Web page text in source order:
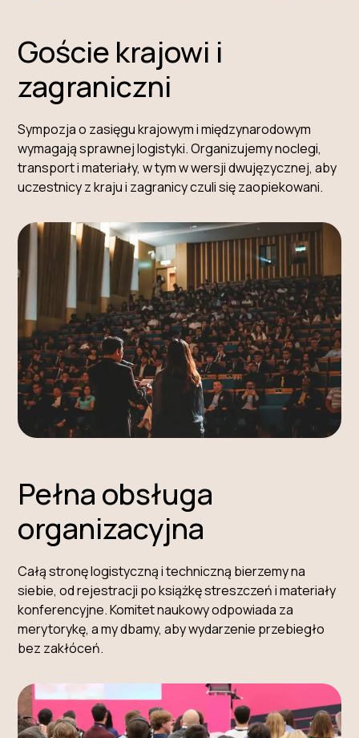
Goście krajowi i
zagraniczni
Sympozja o zasięgu krajowym i międzynarodowym
wymagają sprawnej logistyki. Organizujemy noclegi,
transport i materiały, w tym w wersji dwujęzycznej, aby
uczestnicy z kraju i zagranicy czuli się zaopiekowani.
Pełna obsługa
organizacyjna
Całą stronę logistyczną i techniczną bierzemy na
siebie, od rejestracji po książkę streszczeń i materiały
konferencyjne. Komitet naukowy odpowiada za
merytorykę, a my dbamy, aby wydarzenie przebiegło
bez zakłóceń.